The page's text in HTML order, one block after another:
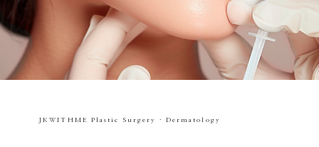
JKWITHME Plastic Surgery · Dermatology